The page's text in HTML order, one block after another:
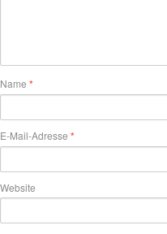
Name *
E-Mail-Adresse *
Website